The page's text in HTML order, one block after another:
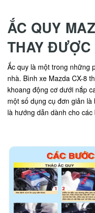
ẮC QUY
THAY ĐƯỢC
Ắc quy là một trong những
nhà. Bình xe Mazda CX-8
khoang động cơ dưới nắp
một số dụng cụ đơn giản
là hướng dẫn dành cho